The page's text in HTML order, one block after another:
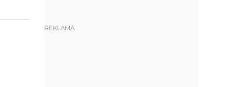
REKLAMA